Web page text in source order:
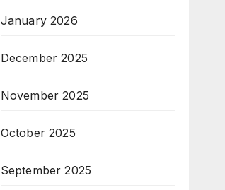
January 2026
December 2025
November 2025
October 2025
September 2025